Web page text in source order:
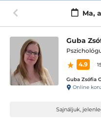
Ma,
Guba
4.9
Guba Zsófia
Online
Sajnáljuk,